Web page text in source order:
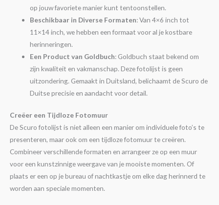
op jouw favoriete manier kunt tentoonstellen.
Beschikbaar in Diverse Formaten: Van 4×6 inch tot
11×14 inch, we hebben een formaat voor al je kostbare
herinneringen.
Een Product van Goldbuch: Goldbuch staat bekend om
zijn kwaliteit en vakmanschap. Deze fotolijst is geen
uitzondering. Gemaakt in Duitsland, belichaamt de Scuro de
Duitse precisie en aandacht voor detail.
Creëer een Tijdloze Fotomuur
De Scuro fotolijst is niet alleen een manier om individuele foto’s te
presenteren, maar ook om een tijdloze fotomuur te creëren.
Combineer verschillende formaten en arrangeer ze op een muur
voor een kunstzinnige weergave van je mooiste momenten. Of
plaats er een op je bureau of nachtkastje om elke dag herinnerd te
worden aan speciale momenten.